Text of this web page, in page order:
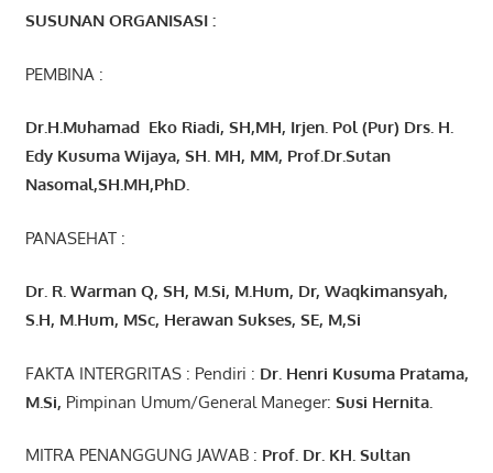
SUSUNAN ORGANISASI :
PEMBINA :
Dr.H.Muhamad Eko Riadi, SH,MH, Irjen. Pol (Pur) Drs. H.
Edy Kusuma Wijaya, SH. MH, MM, Prof.Dr.Sutan
Nasomal,SH.MH,PhD.
PANASEHAT :
Dr. R. Warman Q, SH, M.Si, M.Hum, Dr, Waqkimansyah,
S.H, M.Hum, MSc, Herawan Sukses, SE, M,Si
FAKTA INTERGRITAS : Pendiri : Dr. Henri Kusuma Pratama,
M.Si, Pimpinan Umum/General Maneger: Susi Hernita.
MITRA PENANGGUNG JAWAB : Prof. Dr. KH. Sultan